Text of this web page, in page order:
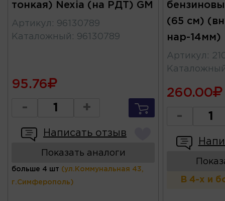
тонкая) Nexia (на РДТ) GM
Артикул : 96130789
Каталожный : 96130789
95.76
- +
Написать отзыв
Показать аналоги
больше 4 шт (ул.Коммунальная 43,
г.Симферополь)
(65 см)
нар-14мм)
Артикул :
260.00
-
В 4-х и